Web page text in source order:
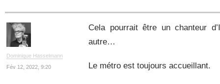
Dominique Hasselmann
Fév 12, 2022, 9:20
Cela pourrait être un chanteur
autre…
Le métro est toujours accueillant.